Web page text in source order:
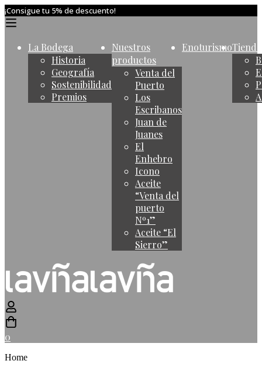
¡Consigue tu 5% de descuento!
La Bodega
Historia
Geografía
Sostenibilidad
Premios
Nuestros
productos
Venta del
Puerto
Los
Escribanos
Juan de
Juanes
El
Enhebro
Icono
Aceite
“Venta del
puerto
Nº1”
Aceite “El
Sierro”
EnoturismoTienda
0
Home